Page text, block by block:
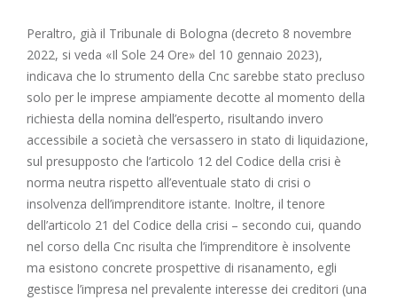
Peraltro, già il Tribunale di Bologna (decreto 8 novembre
2022, si veda «Il Sole 24 Ore» del 10 gennaio 2023),
indicava che lo strumento della Cnc sarebbe stato precluso
solo per le imprese ampiamente decotte al momento della
richiesta della nomina dell’esperto, risultando invero
accessibile a società che versassero in stato di liquidazione,
sul presupposto che l’articolo 12 del Codice della crisi è
norma neutra rispetto all’eventuale stato di crisi o
insolvenza dell’imprenditore istante. Inoltre, il tenore
dell’articolo 21 del Codice della crisi – secondo cui, quando
nel corso della Cnc risulta che l’imprenditore è insolvente
ma esistono concrete prospettive di risanamento, egli
gestisce l’impresa nel prevalente interesse dei creditori (una